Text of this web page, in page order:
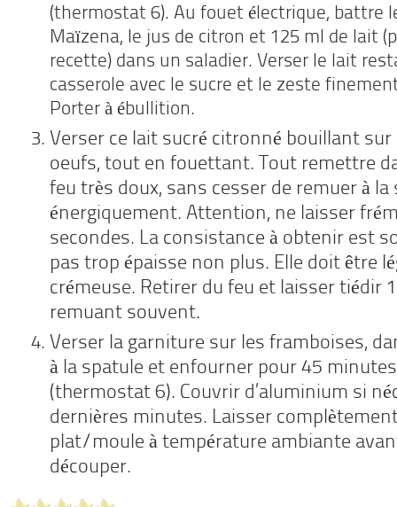
(thermostat 6). Au fouet électrique, battre
Maïzena, le jus de citron et 125 ml de lait
recette) dans un saladier. Verser le lait
casserole avec le sucre et le zeste
Porter à ébullition.
Verser ce lait sucré citronné bouillant
oeufs, tout en fouettant. Tout remettre
feu très doux, sans cesser de remuer à
énergiquement. Attention, ne laisser
secondes. La consistance à obtenir est
pas trop épaisse non plus. Elle doit être
crémeuse. Retirer du feu et laisser tiédir
remuant souvent.
Verser la garniture sur les framboises,
à la spatule et enfourner pour 45 minutes
(thermostat 6). Couvrir d’aluminium si
dernières minutes. Laisser
plat/moule à température ambiante
découper.